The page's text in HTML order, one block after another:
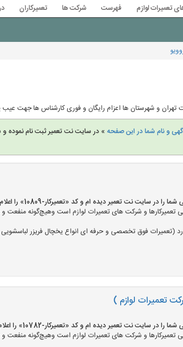
تعمیرات لوازم فهرست شرکت ها تعمیرکاران
و نام شما در این صفحه » در سایت نت تعمیر ثبت نام نموده
نت تعمیر دیده ام و کد «تعمیرکار-10809» را اعلام کنید»
و شرکت های تعمیرات لوازم است وهیچ‌گونه منفعت و
(تعمیرات فوق تخصصی و حرفه ای انواع یخچال فریزر
تعمیرات لوازم )
نت تعمیر دیده ام و کد «تعمیرکار-10782» را اعلام کنید»
و شرکت های تعمیرات لوازم است وهیچ‌گونه منفعت و